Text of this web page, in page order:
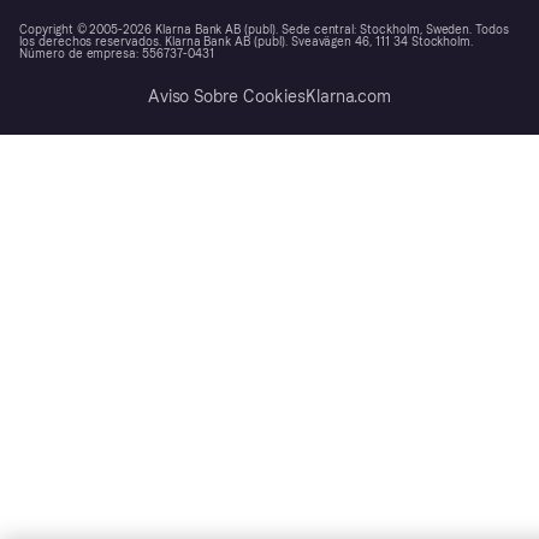
Copyright © 2005-2026 Klarna Bank AB (publ). Sede central: Stockholm, Sweden. Todos
los derechos reservados. Klarna Bank AB (publ). Sveavägen 46, 111 34 Stockholm.
Número de empresa: 556737-0431
Aviso Sobre CookiesKlarna.com